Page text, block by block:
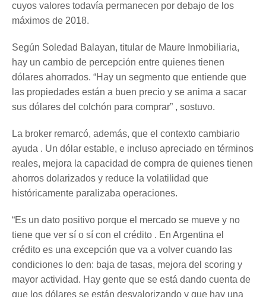
cuyos valores todavía permanecen por debajo de los
máximos de 2018.
Según Soledad Balayan, titular de Maure Inmobiliaria,
hay un cambio de percepción entre quienes tienen
dólares ahorrados. “Hay un segmento que entiende que
las propiedades están a buen precio y se anima a sacar
sus dólares del colchón para comprar” , sostuvo.
La broker remarcó, además, que el contexto cambiario
ayuda . Un dólar estable, e incluso apreciado en términos
reales, mejora la capacidad de compra de quienes tienen
ahorros dolarizados y reduce la volatilidad que
históricamente paralizaba operaciones.
“Es un dato positivo porque el mercado se mueve y no
tiene que ver sí o sí con el crédito . En Argentina el
crédito es una excepción que va a volver cuando las
condiciones lo den: baja de tasas, mejora del scoring y
mayor actividad. Hay gente que se está dando cuenta de
que los dólares se están desvalorizando y que hay una